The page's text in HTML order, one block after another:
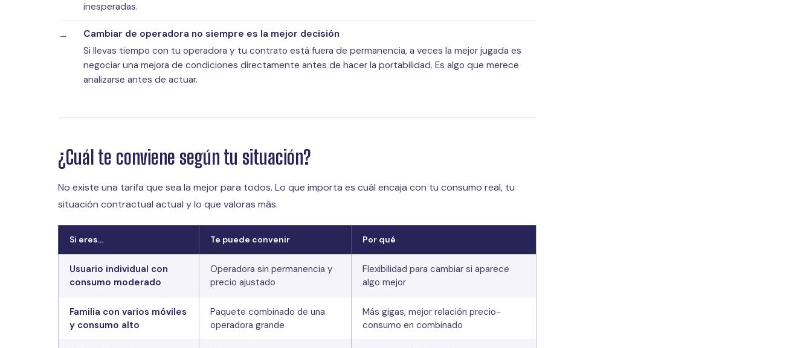
inesperadas.
Cambiar de operadora no siempre es la mejor decisión
Si llevas tiempo con tu operadora y tu contrato está fuera de permanencia, a veces la mejor jugada es
negociar una mejora de condiciones directamente antes de hacer la portabilidad. Es algo que merece
analizarse antes de actuar.
¿Cuál te conviene según tu situación?
No existe una tarifa que sea la mejor para todos. Lo que importa es cuál encaja con tu consumo real, tu
situación contractual actual y lo que valoras más.
Si eres… Te puede convenir Por qué
Usuario individual con
consumo moderado
Operadora sin permanencia y
precio ajustado
Flexibilidad para cambiar si aparece
algo mejor
Familia con varios móviles
y consumo alto
Paquete combinado de una
operadora grande
Más gigas, mejor relación precio-
consumo en combinado